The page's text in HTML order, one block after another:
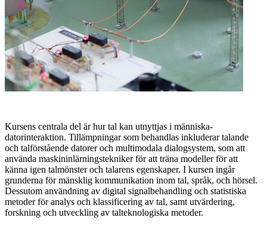
Kursens centrala del är hur tal kan utnyttjas i människa-
datorinteraktion. Tillämpningar som behandlas inkluderar talande
och talförstående datorer och multimodala dialogsystem, som att
använda maskininlärningstekniker för att träna modeller för att
känna igen talmönster och talarens egenskaper. I kursen ingår
grunderna för mänsklig kommunikation inom tal, språk, och hörsel.
Dessutom användning av digital signalbehandling och statistiska
metoder för analys och klassificering av tal, samt utvärdering,
forskning och utveckling av talteknologiska metoder.